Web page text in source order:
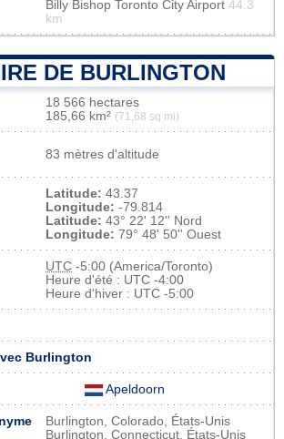
Billy Bishop Toronto City Airport 44.3
km
DE BURLINGTON
18 566 hectares
185,66 km² (71,68 sq mi)
83 mètres d'altitude
Latitude: 43.37
Longitude: -79.814
Latitude: 43° 22' 12'' Nord
Longitude: 79° 48' 50'' Ouest
UTC -5:00 (America/Toronto)
Heure d'été : UTC -4:00
Heure d'hiver : UTC -5:00
Burlington
Apeldoorn
Burlington, Colorado, États-Unis
Burlington, Connecticut, États-Unis